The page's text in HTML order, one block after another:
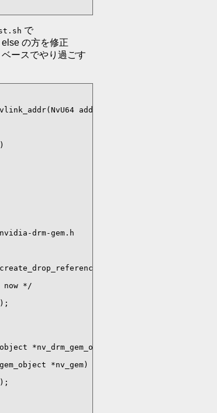
で
の方を修正
ースでやり過ごす
addr47)
drm-gem.h
now */
*nv_drm_gem_object_lookup(
*nv_gem)